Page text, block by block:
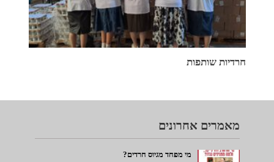
חרדיות שותפות
מאמרים אחרונים
מי מפחד מגיוס חרדים?